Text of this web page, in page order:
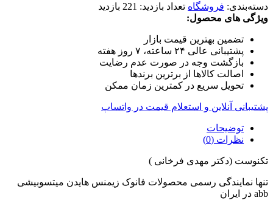
دسته‌بندی: فروشگاه تعداد بازدید: 221 بازدید
ویژگی های محصول:
تضمین بهترین قیمت بازار
پشتیبانی عالی ۲۴ ساعته، ۷ روز هفته
بازگشت وجه در صورت عدم رضایت
اصالت کالاها از برترین برندها
تحویل سریع در کمترین زمان ممکن
پشتیبانی آنلاین و استعلام قیمت در واتساپ
توضیحات
نظرات (0)
تکنوست (دکتر مهدی فرخانی )
تنها نمایندگی رسمی محصولات فانوک زیمنس هایدن میتسوبیشی
abb در ایران